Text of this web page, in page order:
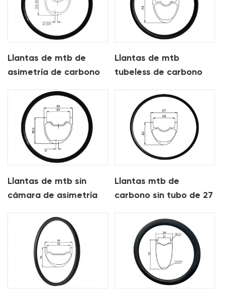
Llantas de mtb de
asimetría de carbono
Llantas de mtb
tubeless de carbono
Llantas de mtb sin
cámara de asimetría
para xc am
Llantas mtb de
carbono sin tubo de 27